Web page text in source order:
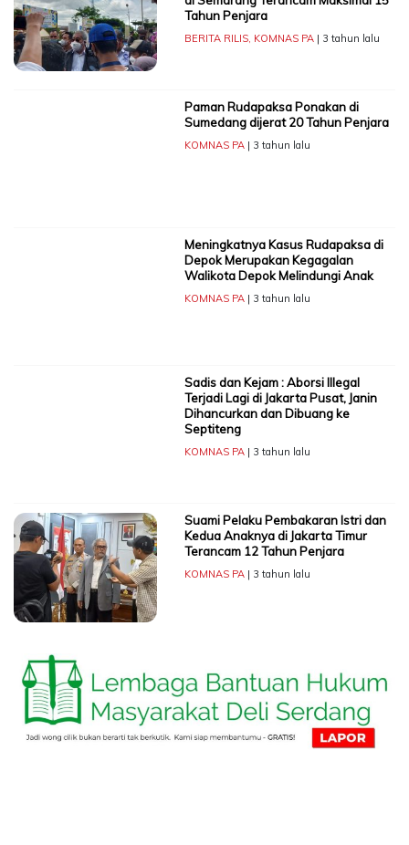
Tahun Penjara
BERITA RILIS, KOMNAS PA| 3 tahun lalu
Paman Rudapaksa Ponakan di
Sumedang dijerat 20 Tahun Penjara
KOMNAS PA| 3 tahun lalu
Meningkatnya Kasus Rudapaksa di
Depok Merupakan Kegagalan
Walikota Depok Melindungi Anak
KOMNAS PA| 3 tahun lalu
Sadis dan Kejam : Aborsi Illegal
Terjadi Lagi di Jakarta Pusat, Janin
Dihancurkan dan Dibuang ke
Septiteng
KOMNAS PA| 3 tahun lalu
Suami Pelaku Pembakaran Istri dan
Kedua Anaknya di Jakarta Timur
Terancam 12 Tahun Penjara
KOMNAS PA| 3 tahun lalu